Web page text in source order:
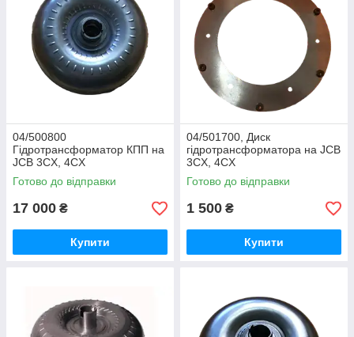
04/500800
Гідротрансформатор КПП на
JCB 3CX, 4CX
Готово до відправки
17 000 ₴
Купити
04/501700, Диск
гідротрансформатора на JCB
3CX, 4CX
Готово до відправки
1 500 ₴
Купити